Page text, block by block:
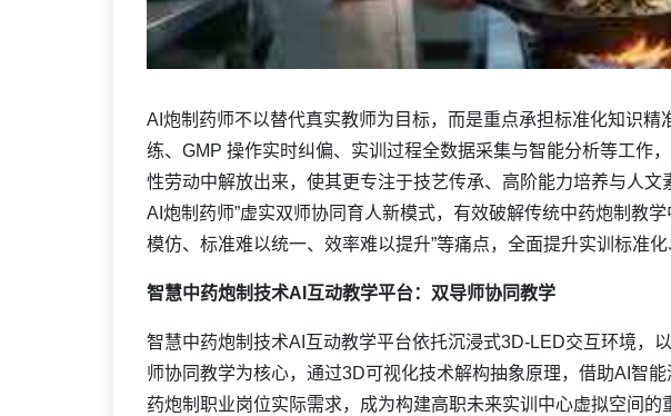
AI炮制药师不以替代真实教师为目标，而是重点承担标准化知识精
练、GMP 操作实时纠偏、实训过程全数据采集与智能分析等工作
性劳动中解放出来，使其更专注于技艺传承、高阶能力培养与人文
AI炮制药师”虚实双师协同育人新模式，有效破解传统中药炮制教
模仿、标准难以统一、效率难以提升”等痛点，全面提升实训标准化
智慧中药炮制技术AI互动教学平台：双导师协同教学
智慧中药炮制技术AI互动教学平台依托沉浸式3D-LED交互环境，
师协同教学为核心，通过3D可视化技术解构抽象原理，借助AI智
药炮制职业岗位实际需求，成为构建高职未来实训中心虚拟空间的